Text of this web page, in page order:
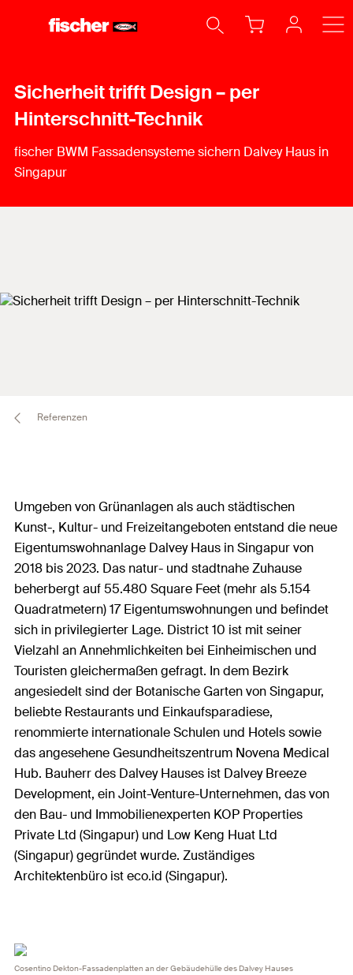
Sicherheit trifft Design – per
Hinterschnitt-Technik
fischer BWM Fassadensysteme sichern Dalvey Haus in
Singapur
Referenzen
Umgeben von Grünanlagen als auch städtischen
Kunst-, Kultur- und Freizeitangeboten entstand die neue
Eigentumswohnanlage Dalvey Haus in Singapur von
2018 bis 2023. Das natur- und stadtnahe Zuhause
beherbergt auf 55.480 Square Feet (mehr als 5.154
Quadratmetern) 17 Eigentumswohnungen und befindet
sich in privilegierter Lage. District 10 ist mit seiner
Vielzahl an Annehmlichkeiten bei Einheimischen und
Touristen gleichermaßen gefragt. In dem Bezirk
angesiedelt sind der Botanische Garten von Singapur,
beliebte Restaurants und Einkaufsparadiese,
renommierte internationale Schulen und Hotels sowie
das angesehene Gesundheitszentrum Novena Medical
Hub. Bauherr des Dalvey Hauses ist Dalvey Breeze
Development, ein Joint-Venture-Unternehmen, das von
den Bau- und Immobilienexperten KOP Properties
Private Ltd (Singapur) und Low Keng Huat Ltd
(Singapur) gegründet wurde. Zuständiges
Architektenbüro ist eco.id (Singapur).
Cosentino Dekton-Fassadenplatten an der Gebäudehülle des Dalvey Hauses